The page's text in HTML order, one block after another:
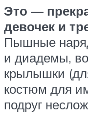
Это —
девочек и
Пышные
и диадемы,
крылышки
костюм для
подруг